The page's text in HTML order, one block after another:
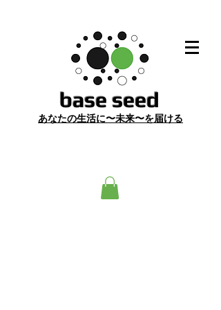
​base seed
あなたの生活に〜未来〜を届ける